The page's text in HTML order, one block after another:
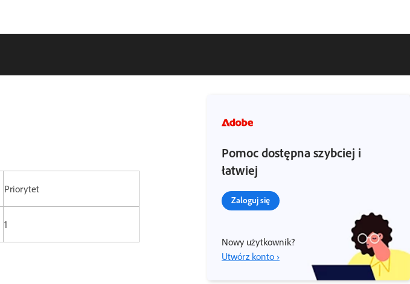
Priorytet
1
Pomoc dostępna szybciej i
łatwiej
Zaloguj się
Nowy użytkownik?
Utwórz konto ›